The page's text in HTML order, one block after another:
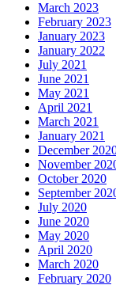
March 2023
February 2023
January 2023
January 2022
July 2021
June 2021
May 2021
April 2021
March 2021
January 2021
December
November
October 2020
September
July 2020
June 2020
May 2020
April 2020
March 2020
February 2020